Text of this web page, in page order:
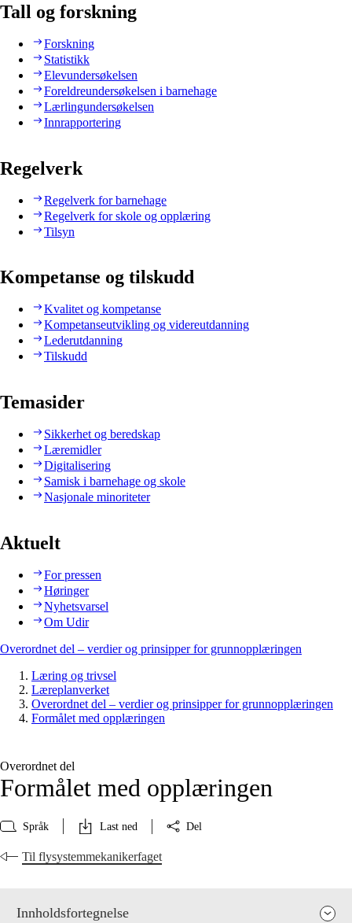
Tall og forskning
Forskning
Statistikk
Elevundersøkelsen
Foreldreundersøkelsen i barnehage
Lærlingundersøkelsen
Innrapportering
Regelverk
Regelverk for barnehage
Regelverk for skole og opplæring
Tilsyn
Kompetanse og tilskudd
Kvalitet og kompetanse
Kompetanseutvikling og videreutdanning
Lederutdanning
Tilskudd
Temasider
Sikkerhet og beredskap
Læremidler
Digitalisering
Samisk i barnehage og skole
Nasjonale minoriteter
Aktuelt
For pressen
Høringer
Nyhetsvarsel
Om Udir
Overordnet del – verdier og prinsipper for grunnopplæringen
Læring og trivsel
Læreplanverket
Overordnet del – verdier og prinsipper for grunnopplæringen
Formålet med opplæringen
Overordnet del
Formålet med opplæringen
Språk Last ned Del
Til flysystemmekanikerfaget
Innholdsfortegnelse